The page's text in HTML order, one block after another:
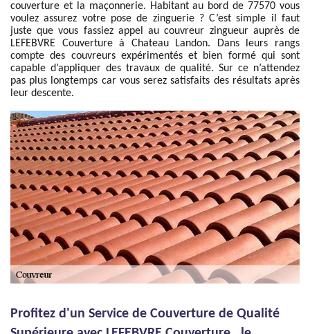
couverture et la maçonnerie. Habitant au bord de 77570 vous
voulez assurez votre pose de zinguerie ? C’est simple il faut
juste que vous fassiez appel au couvreur zingueur auprès de
LEFEBVRE Couverture à Chateau Landon. Dans leurs rangs
compte des couvreurs expérimentés et bien formé qui sont
capable d’appliquer des travaux de qualité. Sur ce n’attendez
pas plus longtemps car vous serez satisfaits des résultats après
leur descente.
Profitez d'un Service de Couverture de Qualité